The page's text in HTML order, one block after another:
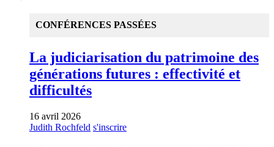
CONFÉRENCES PASSÉES
La judiciarisation du patrimoine des
générations futures : effectivité et
difficultés
16 avril 2026
Judith Rochfeld s'inscrire